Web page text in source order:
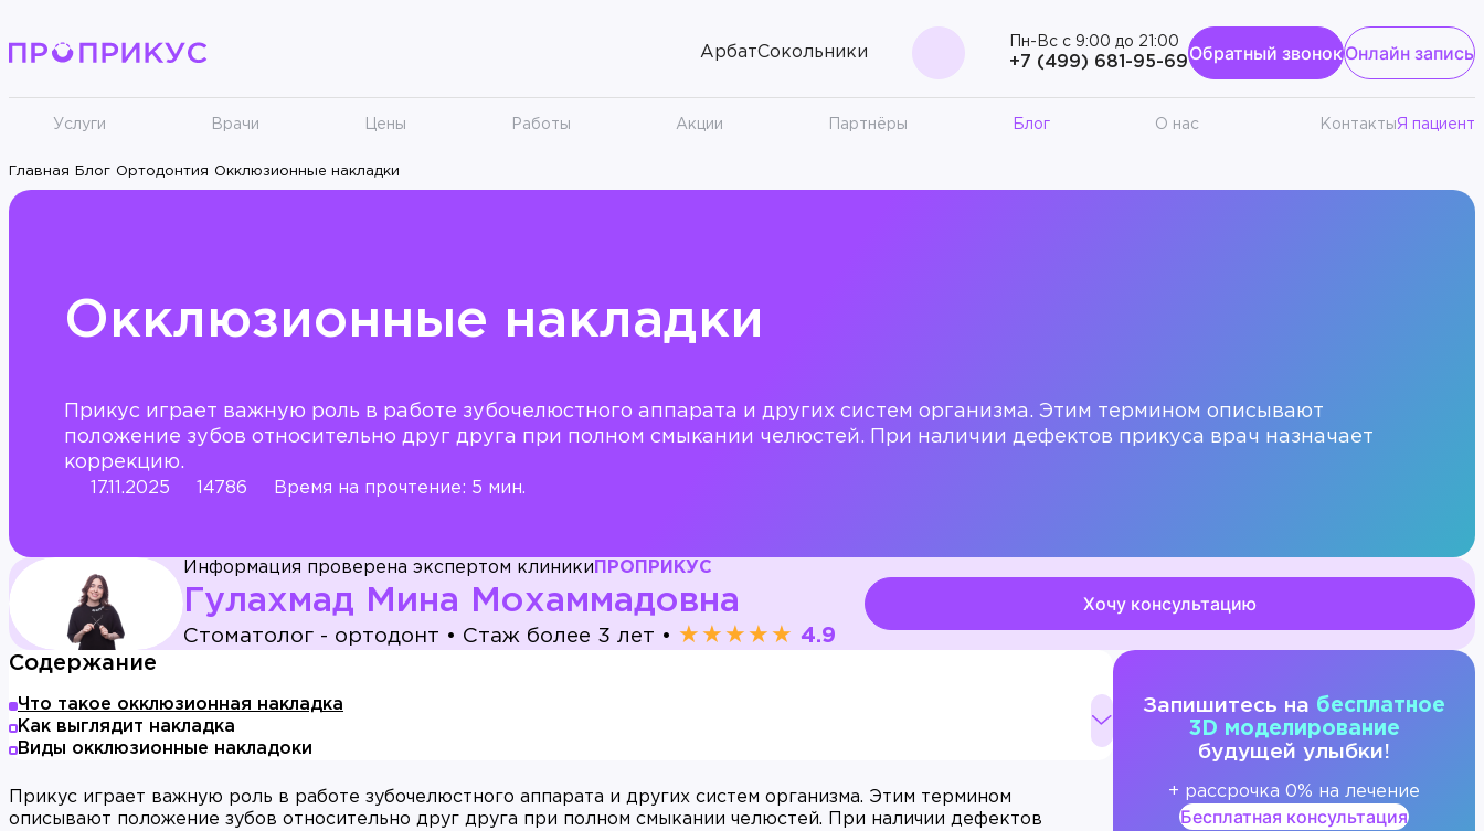
АрбатСокольники Поиск
Пн-Вс с 9:00 до 21:00
+7 (499) 681-95-69 Обратный звонокОнлайн запись
Услуги Врачи Цены Работы Акции Партнёры Блог О нас КонтактыЯ пациент
Главная Блог Ортодонтия Окклюзионные накладки
Окклюзионные накладки
Прикус играет важную роль в работе зубочелюстного аппарата и других систем организма. Этим термином описывают
положение зубов относительно друг друга при полном смыкании челюстей. При наличии дефектов прикуса врач назначает
коррекцию.
17.11.2025 14786 Время на прочтение: 5 мин.
Информация проверена экспертом клиники ПРОПРИКУС
Гулахмад Мина Мохаммадовна
Стоматолог - ортодонт • Стаж более 3 лет • ★★★★★ 4.9
Хочу консультацию
Содержание
Что такое окклюзионная накладка
Как выглядит накладка
Виды окклюзионные накладоки
Прикус играет важную роль в работе зубочелюстного аппарата и других систем организма. Этим термином
описывают положение зубов относительно друг друга при полном смыкании челюстей. При наличии дефектов
Запишитесь на бесплатное
3D моделирование
будущей улыбки!
+ рассрочка 0% на лечение
Бесплатная консультация